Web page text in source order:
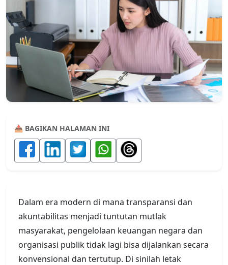
📤 BAGIKAN HALAMAN INI
Dalam era modern di mana transparansi dan
akuntabilitas menjadi tuntutan mutlak
masyarakat, pengelolaan keuangan negara dan
organisasi publik tidak lagi bisa dijalankan secara
konvensional dan tertutup. Di sinilah letak